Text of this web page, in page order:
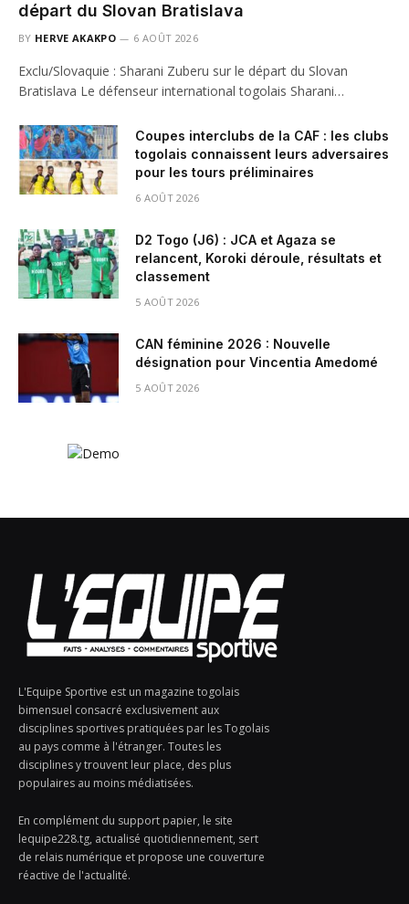
départ du Slovan Bratislava
BY HERVE AKAKPO 6 AOÛT 2026
Exclu/Slovaquie : Sharani Zuberu sur le départ du Slovan
Bratislava Le défenseur international togolais Sharani…
Coupes interclubs de la CAF : les clubs
togolais connaissent leurs adversaires
pour les tours préliminaires
6 AOÛT 2026
D2 Togo (J6) : JCA et Agaza se
relancent, Koroki déroule, résultats et
classement
5 AOÛT 2026
CAN féminine 2026 : Nouvelle
désignation pour Vincentia Amedomé
5 AOÛT 2026
L'Equipe Sportive est un magazine togolais
bimensuel consacré exclusivement aux
disciplines sportives pratiquées par les Togolais
au pays comme à l'étranger. Toutes les
disciplines y trouvent leur place, des plus
populaires au moins médiatisées.
En complément du support papier, le site
lequipe228.tg, actualisé quotidiennement, sert
de relais numérique et propose une couverture
réactive de l'actualité.